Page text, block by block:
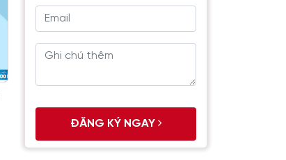
ĐĂNG KÝ NGAY